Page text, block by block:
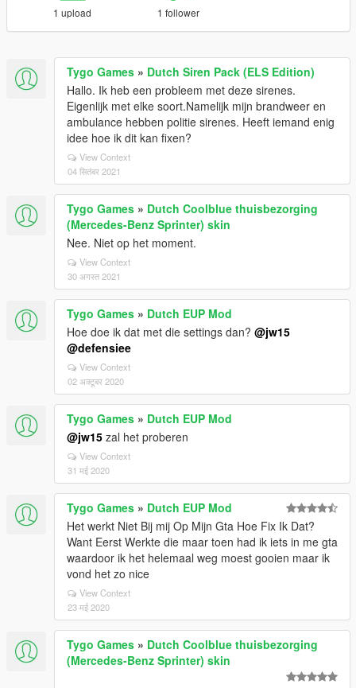
1 upload 1 follower
Tygo Games » Dutch Siren Pack (ELS Edition)
Hallo. Ik heb een probleem met deze sirenes.
Eigenlijk met elke soort.Namelijk mijn brandweer en
ambulance hebben politie sirenes. Heeft iemand enig
idee hoe ik dit kan fixen?
View Context
04 सितंबर 2021
Tygo Games » Dutch Coolblue thuisbezorging
(Mercedes-Benz Sprinter) skin
Nee. Niet op het moment.
View Context
30 अगस्त 2021
Tygo Games » Dutch EUP Mod
Hoe doe ik dat met die settings dan? @jw15
@defensiee
View Context
02 अक्टूबर 2020
Tygo Games » Dutch EUP Mod
@jw15 zal het proberen
View Context
31 मई 2020
Tygo Games » Dutch EUP Mod
Het werkt Niet Bij mij Op Mijn Gta Hoe Fix Ik Dat?
Want Eerst Werkte die maar toen had ik iets in me gta
waardoor ik het helemaal weg moest gooien maar ik
vond het zo nice
View Context
23 मई 2020
Tygo Games » Dutch Coolblue thuisbezorging
(Mercedes-Benz Sprinter) skin